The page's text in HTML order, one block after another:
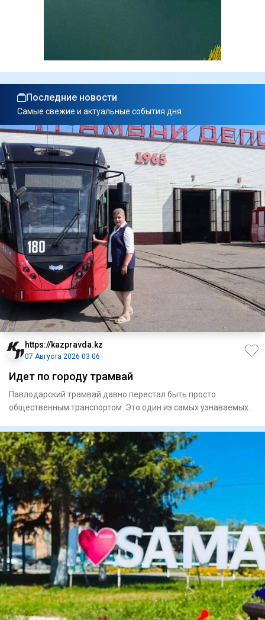
Последние новости
Самые свежие и актуальные события дня
https://kazpravda.kz
07 Августа 2026 03:06
Идет по городу трамвай
Павлодарский трамвай давно перестал быть просто
общественным транспортом. Это один из самых узнаваемых